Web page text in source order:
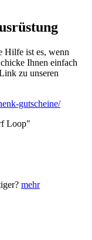
Hilfe ist es, wenn
Ihnen einfach
zu unseren
gutscheine/
Loop"
mehr